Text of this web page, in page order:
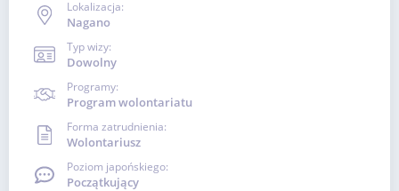
Lokalizacja:
Nagano
Typ wizy:
Dowolny
Programy:
Program wolontariatu
Forma zatrudnienia:
Wolontariusz
Poziom japońskiego:
Początkujący